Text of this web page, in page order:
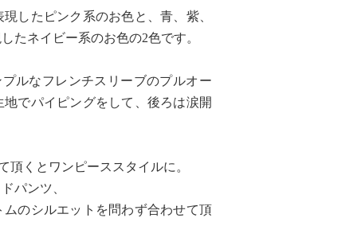
したピンク系のお色と、青、紫、
たネイビー系のお色の2色です。
ルなフレンチスリーブのプルオー
でパイピングをして、後ろは涙開
頂くとワンピーススタイルに。
パンツ、
のシルエットを問わず合わせて頂